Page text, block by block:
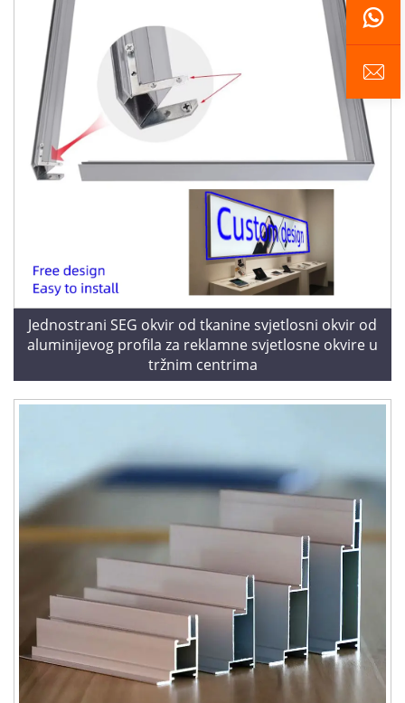
Jednostrani SEG okvir od tkanine svjetlosni okvir od
aluminijevog profila za reklamne svjetlosne okvire u
tržnim centrima